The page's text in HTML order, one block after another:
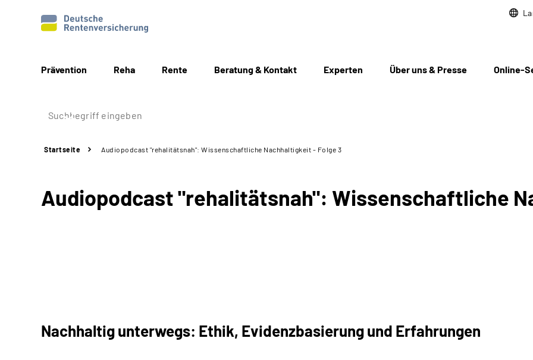
Prävention Reha Rente Beratung & Kontakt Experten Über uns & Presse Online-
Startseite Audiopodcast "rehalitätsnah": Wissenschaftliche Nachhaltigkeit - Folge 3
Audiopodcast "rehalitätsnah": Wissenschaftliche
Nachhaltig unterwegs: Ethik, Evidenzbasierung und Erfahrungen